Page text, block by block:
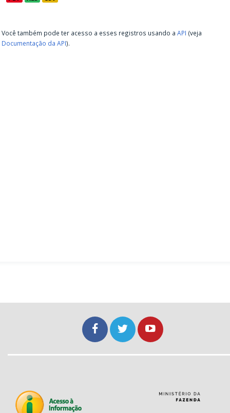
Você também pode ter acesso a esses registros usando a API (veja
Documentação da API).